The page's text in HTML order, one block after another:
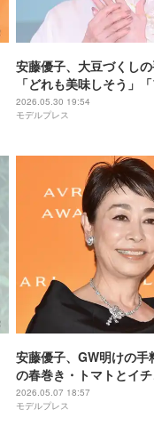
安藤優子、大豆づくし
「どれも美味しそう」
い」
2026.05.30 19:54
モデルプレス
安藤優子、GW明けの手
の春巻き・トマトとイ
ゼなど斬新メニューに「
クオリティ」「真似して
2026.05.07 18:57
モデルプレス